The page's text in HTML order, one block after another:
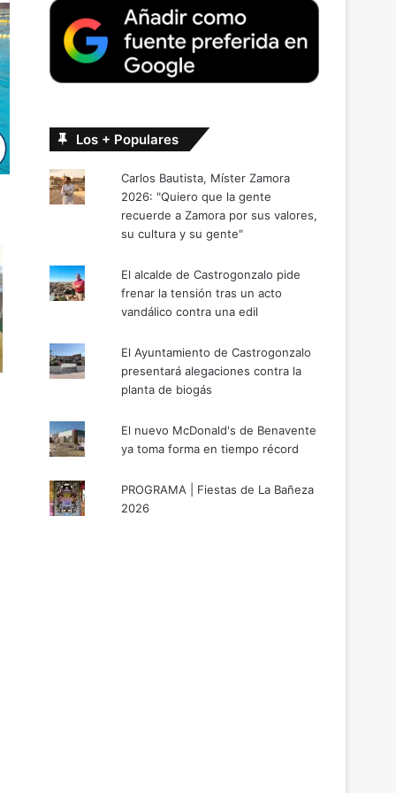
Los + Populares
Carlos Bautista, Míster Zamora
2026: "Quiero que la gente
recuerde a Zamora por sus valores,
su cultura y su gente"
El alcalde de Castrogonzalo pide
frenar la tensión tras un acto
vandálico contra una edil
El Ayuntamiento de Castrogonzalo
presentará alegaciones contra la
planta de biogás
El nuevo McDonald's de Benavente
ya toma forma en tiempo récord
PROGRAMA | Fiestas de La Bañeza
2026